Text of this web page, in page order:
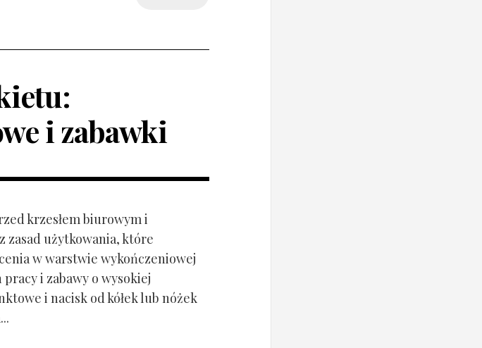
i zabawki
krzesłem biurowym i
zasad użytkowania, które
w warstwie wykończeniowej
i zabawy o wysokiej
i nacisk od kółek lub nóżek